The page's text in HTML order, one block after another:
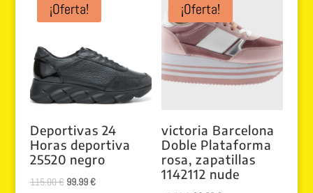
¡Oferta!
Deportivas 24
Horas deportiva
25520 negro
115.00€ El
99.99€El
¡Oferta!
victoria Barcelona
Doble Plataforma
rosa, zapatillas
1142112 nude